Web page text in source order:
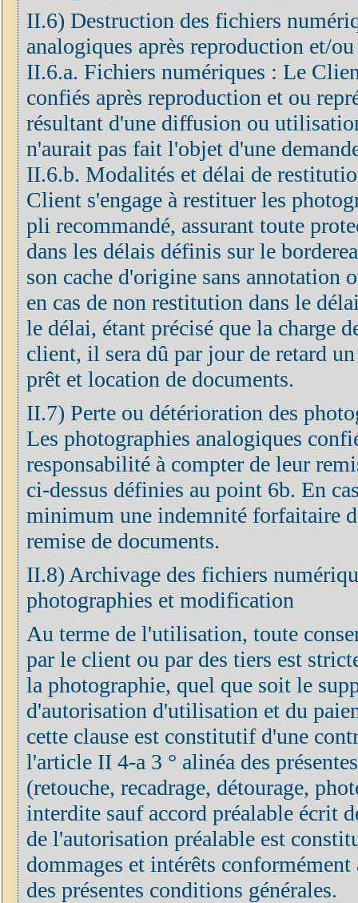
II.6) Destruction des fichiers
analogiques après reproduction et/
II.6.a. Fichiers numériques : Le
confiés après reproduction et ou
résultant d'une diffusion ou
n'aurait pas fait l'objet d'une
II.6.b. Modalités et délai de
Client s'engage à restituer les
pli recommandé, assurant toute
dans les délais définis sur le
son cache d'origine sans
en cas de non restitution dans le
le délai, étant précisé que la charge
client, il sera dû par jour de retard
prêt et location de documents.
II.7) Perte ou détérioration des
Les photographies analogiques
responsabilité à compter de leur
ci-dessus définies au point 6b. En
minimum une indemnité forfaitaire
remise de documents.
II.8) Archivage des fichiers
photographies et modification
Au terme de l'utilisation, toute
par le client ou par des tiers est
la photographie, quel que soit le
d'autorisation d'utilisation et du
cette clause est constitutif d'une
l'article II 4-a 3 ° alinéa des
(retouche, recadrage, détourage,
interdite sauf accord préalable écrit
de l'autorisation préalable est
dommages et intérêts
des présentes conditions générales.